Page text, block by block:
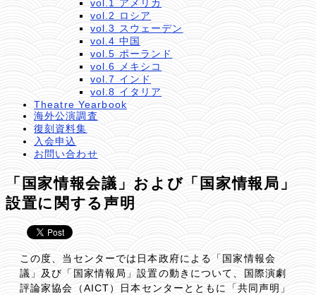
vol.1 アメリカ
vol.2 ロシア
vol.3 スウェーデン
vol.4 中国
vol.5 ポーランド
vol.6 メキシコ
vol.7 インド
vol.8 イタリア
Theatre Yearbook
海外公演調査
復刻資料集
入会申込
お問い合わせ
「国家情報会議」および「国家情報局」
設置に関する声明
この度、当センターでは日本政府による「国家情報会
議」及び「国家情報局」設置の動きについて、国際演劇
評論家協会（AICT）日本センターとともに「共同声明」